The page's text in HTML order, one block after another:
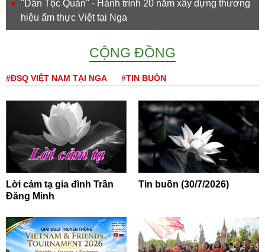
''Dân Tộc Quán'' - Hành trình 20 năm xây dựng thương
hiệu ẩm thực Việt tại Nga
CỘNG ĐỒNG
#ĐSQ VIỆT NAM TẠI NGA #TIN BUỒN
Lời cảm tạ gia đình Trần
Đăng Minh
Tin buồn (30/7/2026)